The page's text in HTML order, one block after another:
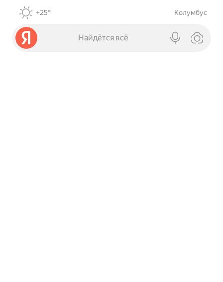
+25° Колумбус
Найдётся всё